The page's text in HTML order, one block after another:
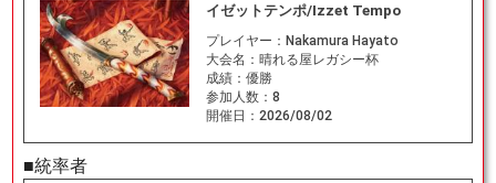
イゼットテンポ/Izzet Tempo
プレイヤー： Nakamura Hayato
大会名： 晴れる屋レガシー杯
成績： 優勝
参加人数： 8
開催日： 2026/08/02
■統率者